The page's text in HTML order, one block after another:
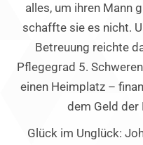
alles, um ihren Mann
schaffte sie es nicht.
Betreuung reichte
Pflegegrad 5.
einen Heimplatz –
dem Geld der
Glück im Unglück: